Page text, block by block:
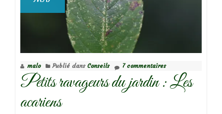
malo Publié dans Conseils 7 commentaires
Petits ravageurs du jardin : Les
acariens